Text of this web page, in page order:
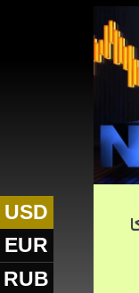
USD
EUR
RUB